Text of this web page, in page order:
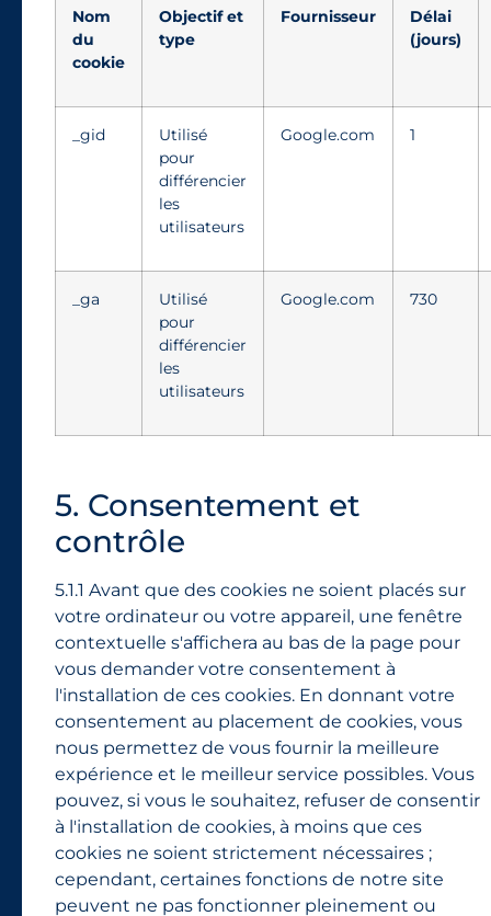
Nom
du
cookie
Objectif et
type
Fournisseur
Délai
(jours)
_gid
Utilisé
pour
différencier
les
utilisateurs
Google.com 1
_ga
Utilisé
pour
différencier
les
utilisateurs
Google.com 730
5. Consentement et
contrôle
5.1.1 Avant que des cookies ne soient placés sur
votre ordinateur ou votre appareil, une fenêtre
contextuelle s'affichera au bas de la page pour
vous demander votre consentement à
l'installation de ces cookies. En donnant votre
consentement au placement de cookies, vous
nous permettez de vous fournir la meilleure
expérience et le meilleur service possibles. Vous
pouvez, si vous le souhaitez, refuser de consentir
à l'installation de cookies, à moins que ces
cookies ne soient strictement nécessaires ;
cependant, certaines fonctions de notre site
peuvent ne pas fonctionner pleinement ou